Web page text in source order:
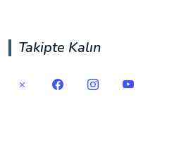
Takipte Kalın